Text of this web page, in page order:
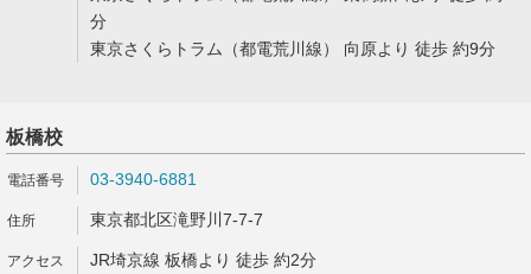
分
東京さくらトラム（都電荒川線） 向原より 徒歩 約9分
板橋校
03-3940-6881
東京都北区滝野川7-7-7
JR埼京線 板橋より 徒歩 約2分